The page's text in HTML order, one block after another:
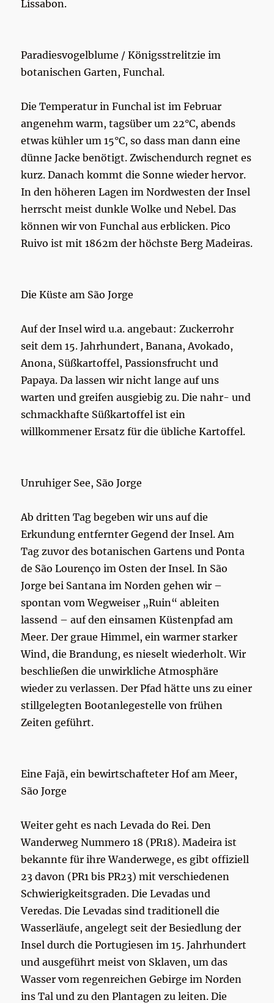
Lissabon.
Paradiesvogelblume / Königsstrelitzie im
botanischen Garten, Funchal.
Die Temperatur in Funchal ist im Februar
angenehm warm, tagsüber um 22°C, abends
etwas kühler um 15°C, so dass man dann eine
dünne Jacke benötigt. Zwischendurch regnet es
kurz. Danach kommt die Sonne wieder hervor.
In den höheren Lagen im Nordwesten der Insel
herrscht meist dunkle Wolke und Nebel. Das
können wir von Funchal aus erblicken. Pico
Ruivo ist mit 1862m der höchste Berg Madeiras.
Die Küste am São Jorge
Auf der Insel wird u.a. angebaut: Zuckerrohr
seit dem 15. Jahrhundert, Banana, Avokado,
Anona, Süßkartoffel, Passionsfrucht und
Papaya. Da lassen wir nicht lange auf uns
warten und greifen ausgiebig zu. Die nahr- und
schmackhafte Süßkartoffel ist ein
willkommener Ersatz für die übliche Kartoffel.
Unruhiger See, São Jorge
Ab dritten Tag begeben wir uns auf die
Erkundung entfernter Gegend der Insel. Am
Tag zuvor des botanischen Gartens und Ponta
de São Lourenço im Osten der Insel. In São
Jorge bei Santana im Norden gehen wir –
spontan vom Wegweiser „Ruin“ ableiten
lassend – auf den einsamen Küstenpfad am
Meer. Der graue Himmel, ein warmer starker
Wind, die Brandung, es nieselt wiederholt. Wir
beschließen die unwirkliche Atmosphäre
wieder zu verlassen. Der Pfad hätte uns zu einer
stillgelegten Bootanlegestelle von frühen
Zeiten geführt.
Eine Fajã, ein bewirtschafteter Hof am Meer,
São Jorge
Weiter geht es nach Levada do Rei. Den
Wanderweg Nummero 18 (PR18). Madeira ist
bekannte für ihre Wanderwege, es gibt offiziell
23 davon (PR1 bis PR23) mit verschiedenen
Schwierigkeitsgraden. Die Levadas und
Veredas. Die Levadas sind traditionell die
Wasserläufe, angelegt seit der Besiedlung der
Insel durch die Portugiesen im 15. Jahrhundert
und ausgeführt meist von Sklaven, um das
Wasser vom regenreichen Gebirge im Norden
ins Tal und zu den Plantagen zu leiten. Die